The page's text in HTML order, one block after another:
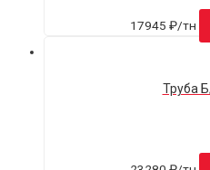
17945 ₽/тн
Труба